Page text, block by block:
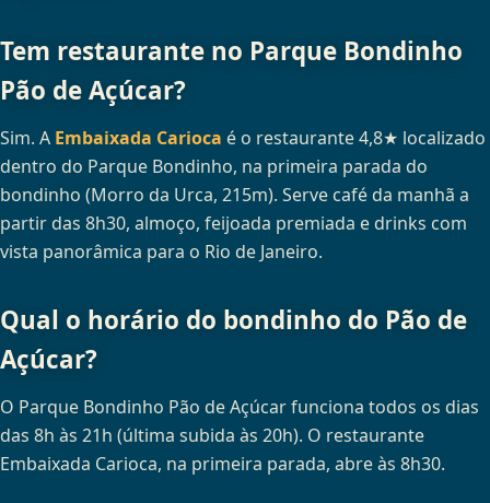
Tem restaurante no Parque Bondinho
Pão de Açúcar?
Sim. A Embaixada Carioca é o restaurante 4,8★ localizado
dentro do Parque Bondinho, na primeira parada do
bondinho (Morro da Urca, 215m). Serve café da manhã a
partir das 8h30, almoço, feijoada premiada e drinks com
vista panorâmica para o Rio de Janeiro.
Qual o horário do bondinho do Pão de
Açúcar?
O Parque Bondinho Pão de Açúcar funciona todos os dias
das 8h às 21h (última subida às 20h). O restaurante
Embaixada Carioca, na primeira parada, abre às 8h30.